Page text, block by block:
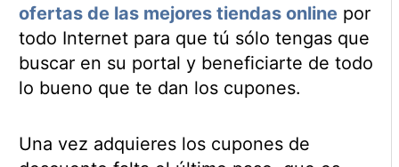
ofertas de las mejores tiendas onlinepor
todo Internet para que tú sólo tengas que
buscar en su portal y beneficiarte de todo
lo bueno que te dan los cupones.
Una vez adquieres los cupones de